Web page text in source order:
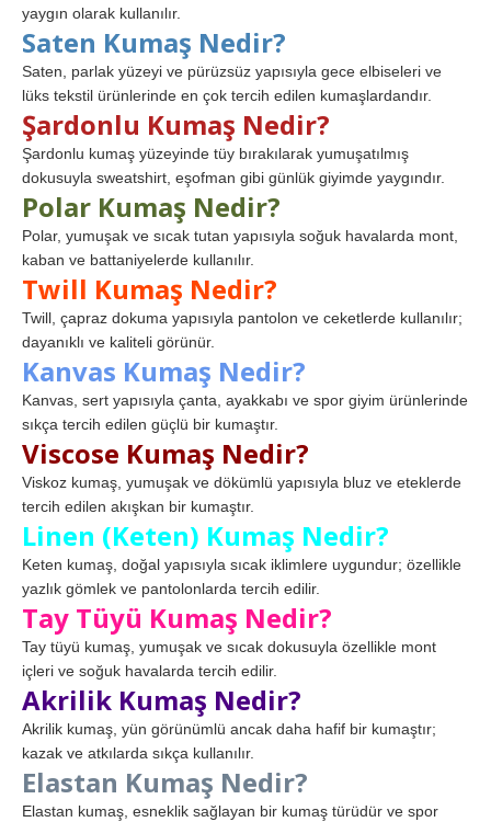
yaygın olarak kullanılır.
Saten Kumaş Nedir?
Saten, parlak yüzeyi ve pürüzsüz yapısıyla gece elbiseleri ve
lüks tekstil ürünlerinde en çok tercih edilen kumaşlardandır.
Şardonlu Kumaş Nedir?
Şardonlu kumaş yüzeyinde tüy bırakılarak yumuşatılmış
dokusuyla sweatshirt, eşofman gibi günlük giyimde yaygındır.
Polar Kumaş Nedir?
Polar, yumuşak ve sıcak tutan yapısıyla soğuk havalarda mont,
kaban ve battaniyelerde kullanılır.
Twill Kumaş Nedir?
Twill, çapraz dokuma yapısıyla pantolon ve ceketlerde kullanılır;
dayanıklı ve kaliteli görünür.
Kanvas Kumaş Nedir?
Kanvas, sert yapısıyla çanta, ayakkabı ve spor giyim ürünlerinde
sıkça tercih edilen güçlü bir kumaştır.
Viscose Kumaş Nedir?
Viskoz kumaş, yumuşak ve dökümlü yapısıyla bluz ve eteklerde
tercih edilen akışkan bir kumaştır.
Linen (Keten) Kumaş Nedir?
Keten kumaş, doğal yapısıyla sıcak iklimlere uygundur; özellikle
yazlık gömlek ve pantolonlarda tercih edilir.
Tay Tüyü Kumaş Nedir?
Tay tüyü kumaş, yumuşak ve sıcak dokusuyla özellikle mont
içleri ve soğuk havalarda tercih edilir.
Akrilik Kumaş Nedir?
Akrilik kumaş, yün görünümlü ancak daha hafif bir kumaştır;
kazak ve atkılarda sıkça kullanılır.
Elastan Kumaş Nedir?
Elastan kumaş, esneklik sağlayan bir kumaş türüdür ve spor